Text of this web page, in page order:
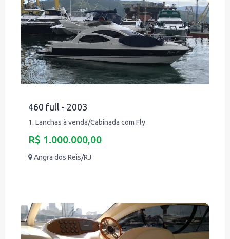
460 full - 2003
1. Lanchas à venda/Cabinada com Fly
R$ 1.000.000,00
Angra dos Reis/RJ